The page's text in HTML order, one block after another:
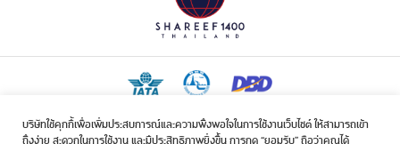
บริษัทใช้คุกกี้เพื่อเพิ่มประสบการณ์และความพึงพอใจในการใช้งานเว็บไซต์ ให้สามารถเข้า
ถึงง่าย สะดวกในการใช้งาน และมีประสิทธิภาพยิ่งขึ้น การกด “ยอมรับ” ถือว่าคุณได้
ใบอนุญาตเป็นผู้ประกอบกิจการรับจัดบริการขนส่งในกิจการฮัจย์เลขที่ 1/2568